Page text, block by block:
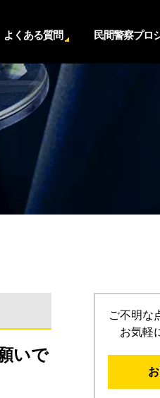
よくある質問 民間警察プロ
いで
ご不明な
お気軽